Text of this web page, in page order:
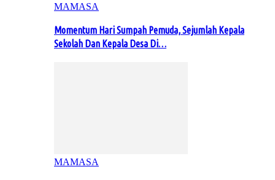
MAMASA
Momentum Hari Sumpah Pemuda, Sejumlah Kepala
Sekolah Dan Kepala Desa Di…
MAMASA